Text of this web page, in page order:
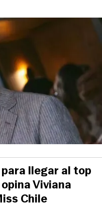
llegar al top
Viviana
Chile